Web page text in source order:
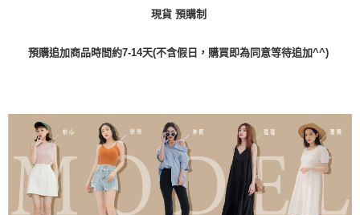
現貨 預購制
預購追加商品時間約7-14天(不含假日，購買即為同意等待追加^^)